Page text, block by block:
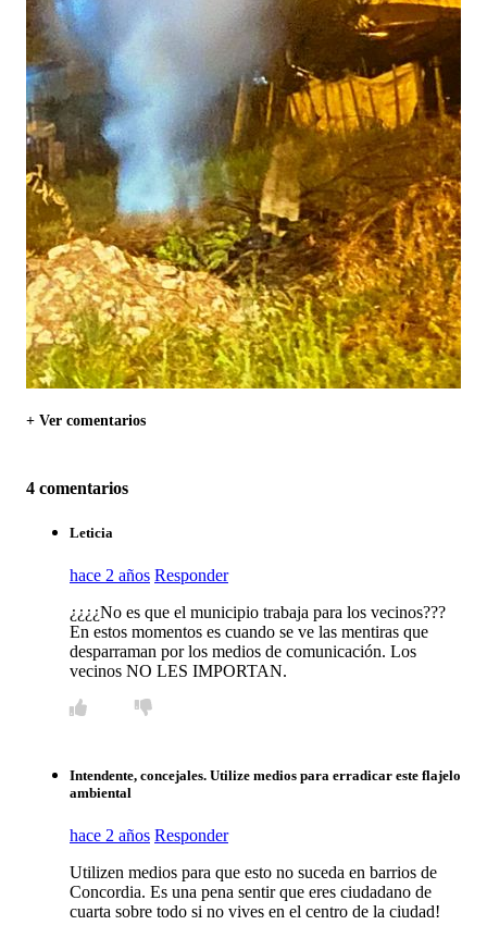
+ Ver comentarios
4 comentarios
Leticia
hace 2 años Responder
¿¿¿¿No es que el municipio trabaja para los vecinos???
En estos momentos es cuando se ve las mentiras que
desparraman por los medios de comunicación. Los
vecinos NO LES IMPORTAN.
Intendente, concejales. Utilize medios para erradicar este flajelo
ambiental
hace 2 años Responder
Utilizen medios para que esto no suceda en barrios de
Concordia. Es una pena sentir que eres ciudadano de
cuarta sobre todo si no vives en el centro de la ciudad!